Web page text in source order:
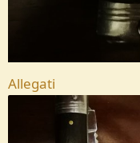
Allegati